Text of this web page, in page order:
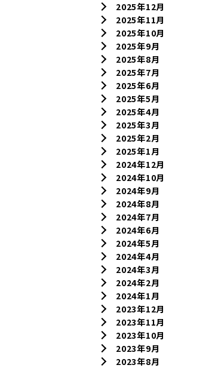
2025年12月
2025年11月
2025年10月
2025年9月
2025年8月
2025年7月
2025年6月
2025年5月
2025年4月
2025年3月
2025年2月
2025年1月
2024年12月
2024年10月
2024年9月
2024年8月
2024年7月
2024年6月
2024年5月
2024年4月
2024年3月
2024年2月
2024年1月
2023年12月
2023年11月
2023年10月
2023年9月
2023年8月